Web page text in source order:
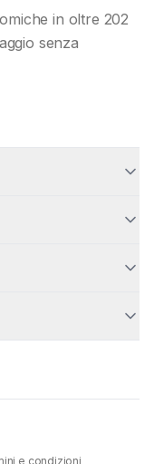
in oltre 202
senza
e condizioni